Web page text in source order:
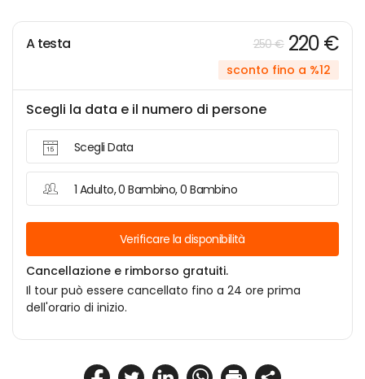
A testa 250 € 220 €
sconto fino a %12
Scegli la data e il numero di persone
Scegli Data
1 Adulto, 0 Bambino, 0 Bambino
Verificare la disponibilità
Cancellazione e rimborso gratuiti.
Il tour può essere cancellato fino a 24 ore prima
dell'orario di inizio.